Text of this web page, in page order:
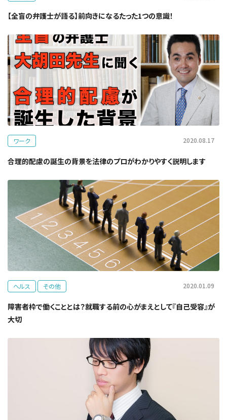
【全盲の弁護士が語る】前向きになるたった1つの意識！
ワーク 2020.08.17
合理的配慮の誕生の背景を法律のプロがわかりやすく説明します
ヘルス その他 2020.01.09
障害者枠で働くこととは？就職する前の心がまえとして『自己受容』が
大切